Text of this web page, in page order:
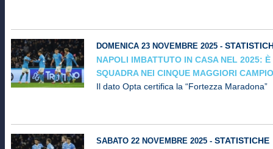
DOMENICA 23 NOVEMBRE 2025 -
NAPOLI IMBATTUTO IN CASA NEL 2025: È
SQUADRA NEI CINQUE MAGGIORI
Il dato Opta certifica la “Fortezza Maradona”
SABATO 22 NOVEMBRE 2025 - STATISTICHE